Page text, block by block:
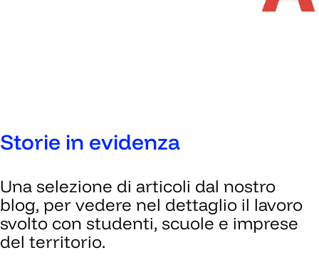
Storie in evidenza
Una selezione di articoli dal nostro
blog, per vedere nel dettaglio il lavoro
svolto con studenti, scuole e imprese
del territorio.